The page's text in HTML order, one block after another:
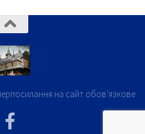
на сайт обов'язкове